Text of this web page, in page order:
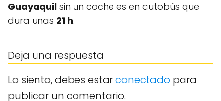
Guayaquil sin un coche es en autobús que
dura unas 21 h.
Deja una respuesta
Lo siento, debes estarconectado para
publicar un comentario.